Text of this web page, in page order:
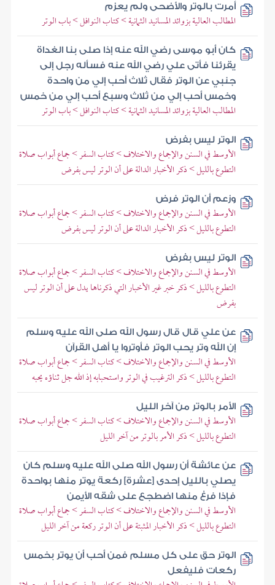
أمرت بالوتر والأضحى ولم يعزم
المطالب العالية بزوائد المسانيد الثمانية > كتاب النوافل > باب الوتر
كان أبو موسى رضي الله عنه إذا صلى بنا الغداة
يقرئنا فأتى علي رضي الله عنه فسأله رجل إلى
جنبي عن الوتر فقال ثلاث أحب إلي من واحدة
وخمس أحب إلي من ثلاث وسبع أحب إلي من خمس
المطالب العالية بزوائد المسانيد الثمانية > كتاب النوافل > باب الوتر
الوتر ليس بفرض
الأوسط في السنن والإجماع والاختلاف > كتاب السفر > جماع أبواب صلاة
التطوع بالليل > ذكر الأخبار الدالة على أن الوتر ليس بفرض
وزعم أن الوتر فرض
الأوسط في السنن والإجماع والاختلاف > كتاب السفر > جماع أبواب صلاة
التطوع بالليل > ذكر الأخبار الدالة على أن الوتر ليس بفرض
الوتر ليس بفرض
الأوسط في السنن والإجماع والاختلاف > كتاب السفر > جماع أبواب صلاة
التطوع بالليل > ذكر خبر غير الأخبار التي ذكرناها يدل على أن الوتر ليس
بفرض
عن علي قال قال رسول الله صلى الله عليه وسلم
إن الله وتر يحب الوتر فأوتروا يا أهل القرآن
الأوسط في السنن والإجماع والاختلاف > كتاب السفر > جماع أبواب صلاة
التطوع بالليل > ذكر الترغيب في الوتر واستحبابه إذ الله جل ثناؤه يحبه
الأمر بالوتر من آخر الليل
الأوسط في السنن والإجماع والاختلاف > كتاب السفر > جماع أبواب صلاة
التطوع بالليل > ذكر الأمر بالوتر من آخر الليل
عن عائشة أن رسول الله صلى الله عليه وسلم كان
يصلي بالليل إحدى [عشرة] ركعة يوتر منها بواحدة
فإذا فرغ منها اضطجع على شقه الأيمن
الأوسط في السنن والإجماع والاختلاف > كتاب السفر > جماع أبواب صلاة
التطوع بالليل > ذكر الأخبار المثبتة على أن الوتر ركعة من آخر الليل
الوتر حق على كل مسلم فمن أحب أن يوتر بخمس
ركعات فليفعل